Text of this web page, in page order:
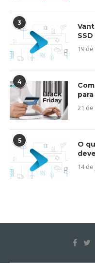
3
19
4
21
5
O
14